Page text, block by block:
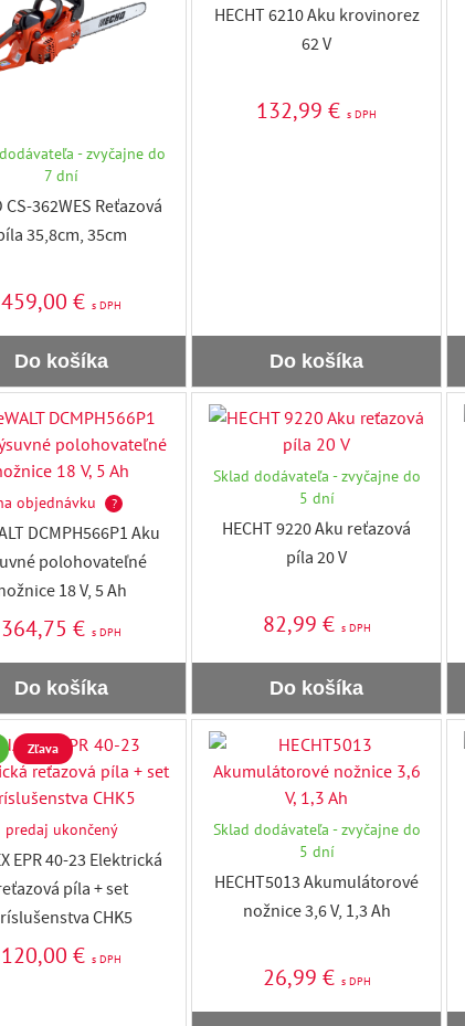
- zvyčajne do
7 dní
CS-362WES Reťazová
35,8cm, 35cm
459,00 € s DPH
Do košíka
HECHT 6210 Aku krovinorez
62 V
132,99 € s DPH
Do košíka
objednávku ?
DCMPH566P1 Aku
polohovateľné
18 V, 5 Ah
364,75 € s DPH
Do košíka
Sklad dodávateľa - zvyčajne do
5 dní
HECHT 9220 Aku reťazová
píla 20 V
82,99 € s DPH
Do košíka
Zľava
predaj ukončený
EPR 40-23 Elektrická
píla + set
CHK5
120,00 € s DPH
Sklad dodávateľa - zvyčajne do
5 dní
HECHT5013 Akumulátorové
nožnice 3,6 V, 1,3 Ah
26,99 € s DPH